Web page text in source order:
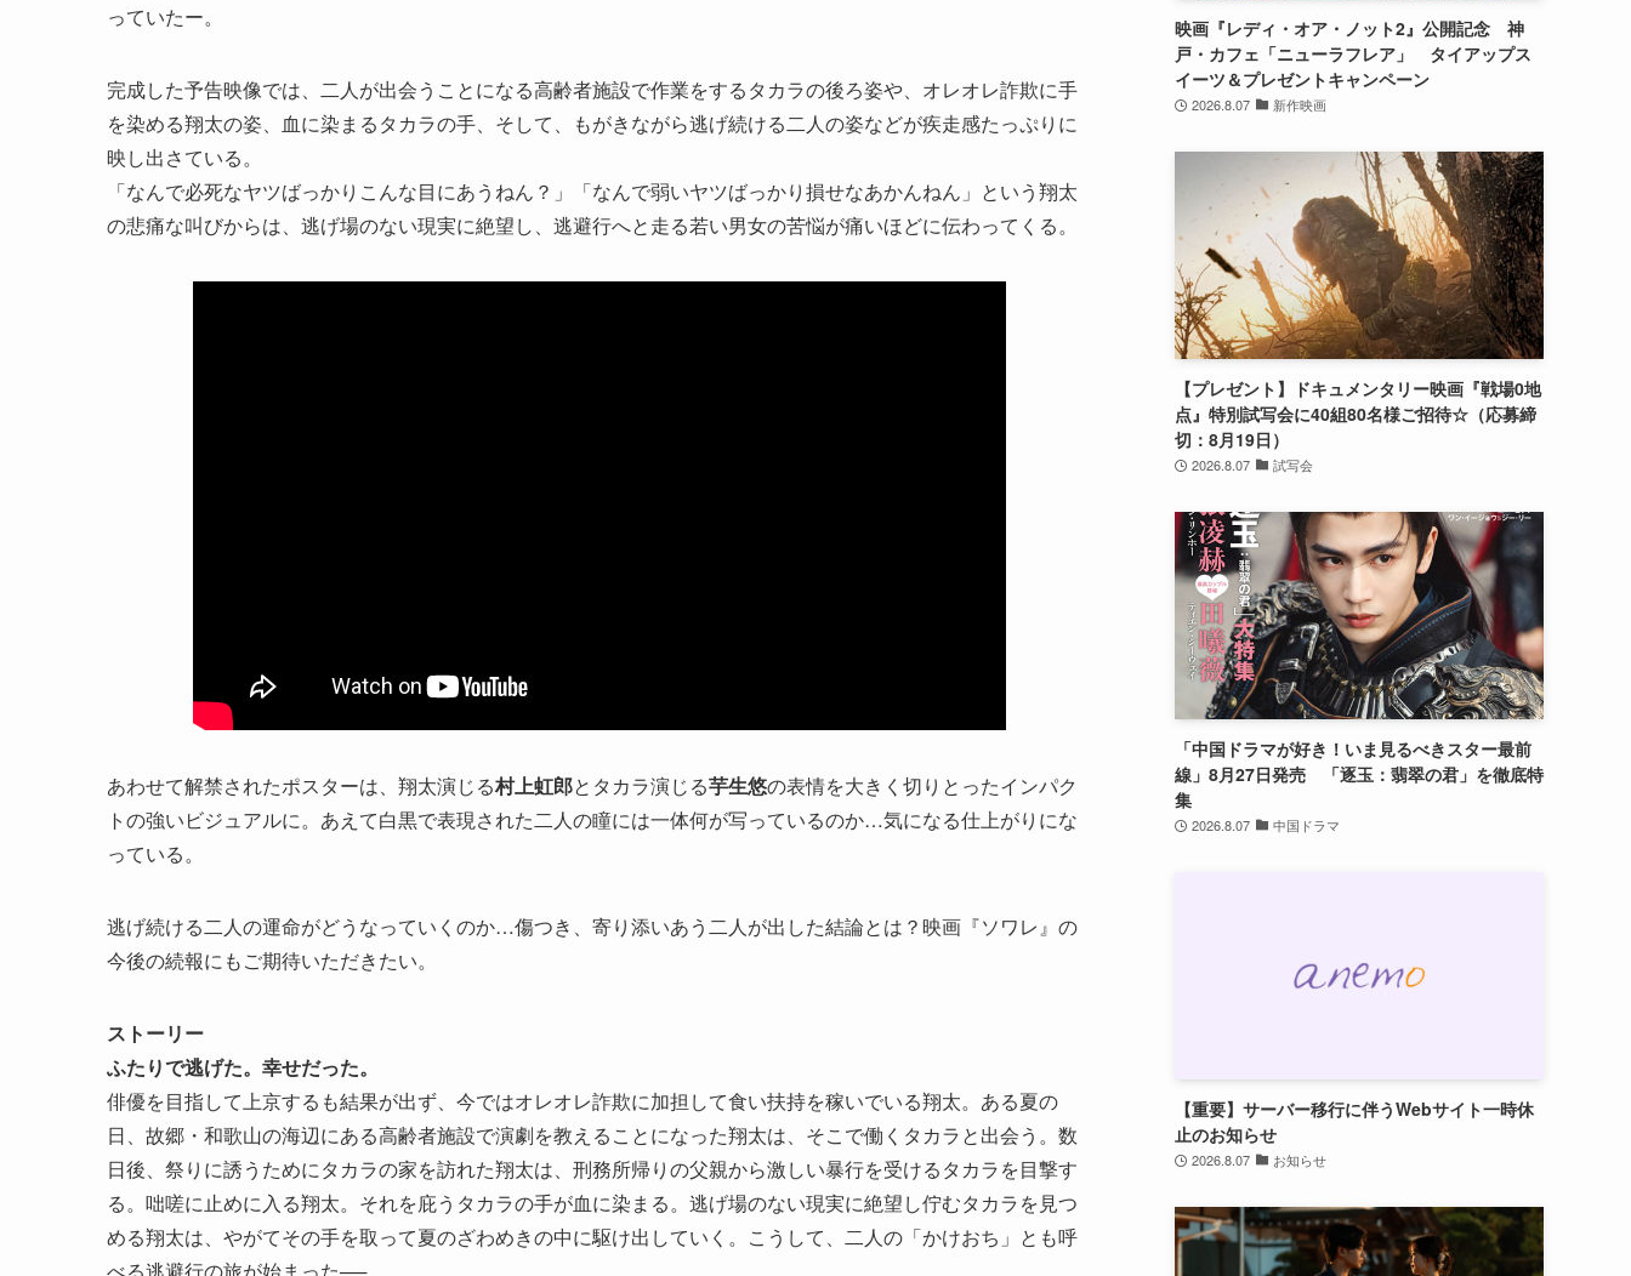
っていたー。
完成した予告映像では、二人が出会うことになる高齢者施設で作業をするタカラの後ろ姿や、オレオレ詐欺に手
を染める翔太の姿、血に染まるタカラの手、そして、もがきながら逃げ続ける二人の姿などが疾走感たっぷりに
映し出さている。
「なんで必死なヤツばっかりこんな目にあうねん？」「なんで弱いヤツばっかり損せなあかんねん」という翔太
の悲痛な叫びからは、逃げ場のない現実に絶望し、逃避行へと走る若い男女の苦悩が痛いほどに伝わってくる。
あわせて解禁されたポスターは、翔太演じる村上虹郎とタカラ演じる芋生悠の表情を大きく切りとったインパク
トの強いビジュアルに。あえて白黒で表現された二人の瞳には一体何が写っているのか…気になる仕上がりにな
っている。
逃げ続ける二人の運命がどうなっていくのか…傷つき、寄り添いあう二人が出した結論とは？映画『ソワレ』の
今後の続報にもご期待いただきたい。
ストーリー
ふたりで逃げた。幸せだった。
俳優を目指して上京するも結果が出ず、今ではオレオレ詐欺に加担して食い扶持を稼いでいる翔太。ある夏の
日、故郷・和歌山の海辺にある高齢者施設で演劇を教えることになった翔太は、そこで働くタカラと出会う。数
日後、祭りに誘うためにタカラの家を訪れた翔太は、刑務所帰りの父親から激しい暴行を受けるタカラを目撃す
る。咄嗟に止めに入る翔太。それを庇うタカラの手が血に染まる。逃げ場のない現実に絶望し佇むタカラを見つ
める翔太は、やがてその手を取って夏のざわめきの中に駆け出していく。こうして、二人の「かけおち」とも呼
べる逃避行の旅が始まった──。
映画『レディ・オア・ノット2』公開記念 神
戸・カフェ「ニューラフレア」 タイアップス
イーツ＆プレゼントキャンペーン
2026.8.07 新作映画
【プレゼント】ドキュメンタリー映画『戦場0地
点』特別試写会に40組80名様ご招待☆（応募締
切：8月19日）
2026.8.07 試写会
「中国ドラマが好き！いま見るべきスター最前
線」8月27日発売 「逐玉：翡翠の君」を徹底特
集
2026.8.07 中国ドラマ
【重要】サーバー移行に伴うWebサイト一時休
止のお知らせ
2026.8.07 お知らせ